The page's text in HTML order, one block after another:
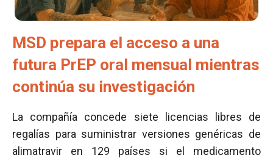
MSD prepara el acceso a una
futura PrEP oral mensual mientras
continúa su investigación
La compañía concede siete licencias libres de
regalías para suministrar versiones genéricas de
alimatravir en 129 países si el medicamento